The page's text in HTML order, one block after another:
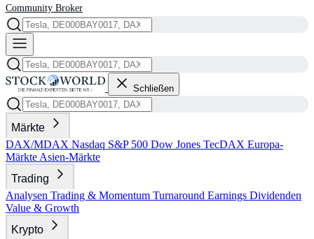
Community Broker
Schließen
Märkte
DAX/MDAX Nasdaq S&P 500 Dow Jones TecDAX Europa-
Märkte Asien-Märkte
Trading
Analysen Trading & Momentum Turnaround Earnings Dividenden
Value & Growth
Krypto